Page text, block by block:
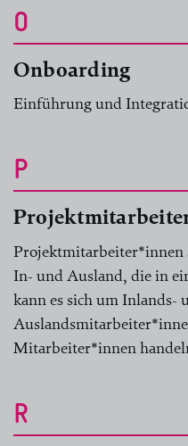
O
Onboarding
Einführung und
P
Projektmitarbeiter*innen
In- und Ausland, die in
kann es sich um Inlands-
Mitarbeiter*innen
R